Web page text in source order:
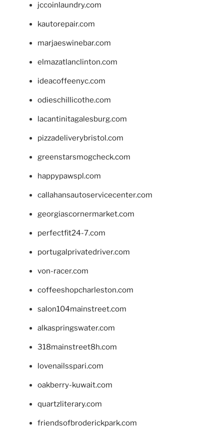
jccoinlaundry.com
kautorepair.com
marjaeswinebar.com
elmazatlanclinton.com
ideacoffeenyc.com
odieschillicothe.com
lacantinitagalesburg.com
pizzadeliverybristol.com
greenstarsmogcheck.com
happypawspl.com
callahansautoservicecenter.com
georgiascornermarket.com
perfectfit24-7.com
portugalprivatedriver.com
von-racer.com
coffeeshopcharleston.com
salon104mainstreet.com
alkaspringswater.com
318mainstreet8h.com
lovenailsspari.com
oakberry-kuwait.com
quartzliterary.com
friendsofbroderickpark.com